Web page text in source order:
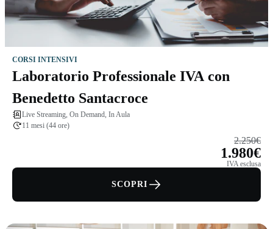
CORSI INTENSIVI
Laboratorio Professionale IVA con
Benedetto Santacroce
Live Streaming, On Demand, In Aula
11 mesi (44 ore)
2.250€
1.980€
IVA esclusa
SCOPRI